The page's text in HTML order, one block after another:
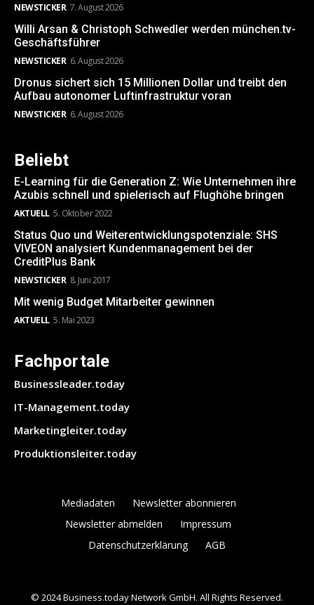
NEWSTICKER 7. August 2026
Willi Arsan & Christoph Schwedler werden münchen.tv-
Geschäftsführer
NEWSTICKER 6. August 2026
Dronus sichert sich 15 Millionen Dollar und treibt den
Aufbau autonomer Luftinfrastruktur voran
NEWSTICKER 6. August 2026
Beliebt
E-Learning für die Generation Z: Wie Unternehmen ihre
Azubis schnell und spielerisch auf Flughöhe bringen
AKTUELL 5. Oktober 2022
Status Quo und Weiterentwicklungspotenziale: SHS
VIVEON analysiert Kundenmanagement bei der
CreditPlus Bank
NEWSTICKER 8. Juni 2017
Mit wenig Budget Mitarbeiter gewinnen
AKTUELL 5. Mai 2023
Fachportale
Businessleader.today
IT-Management.today
Marketingleiter.today
Produktionsleiter.today
Mediadaten
Newsletter abonnieren
Newsletter abmelden
Impressum
Datenschutzerklärung
AGB
© 2024 Business.today Network GmbH. All Rights Reserved.